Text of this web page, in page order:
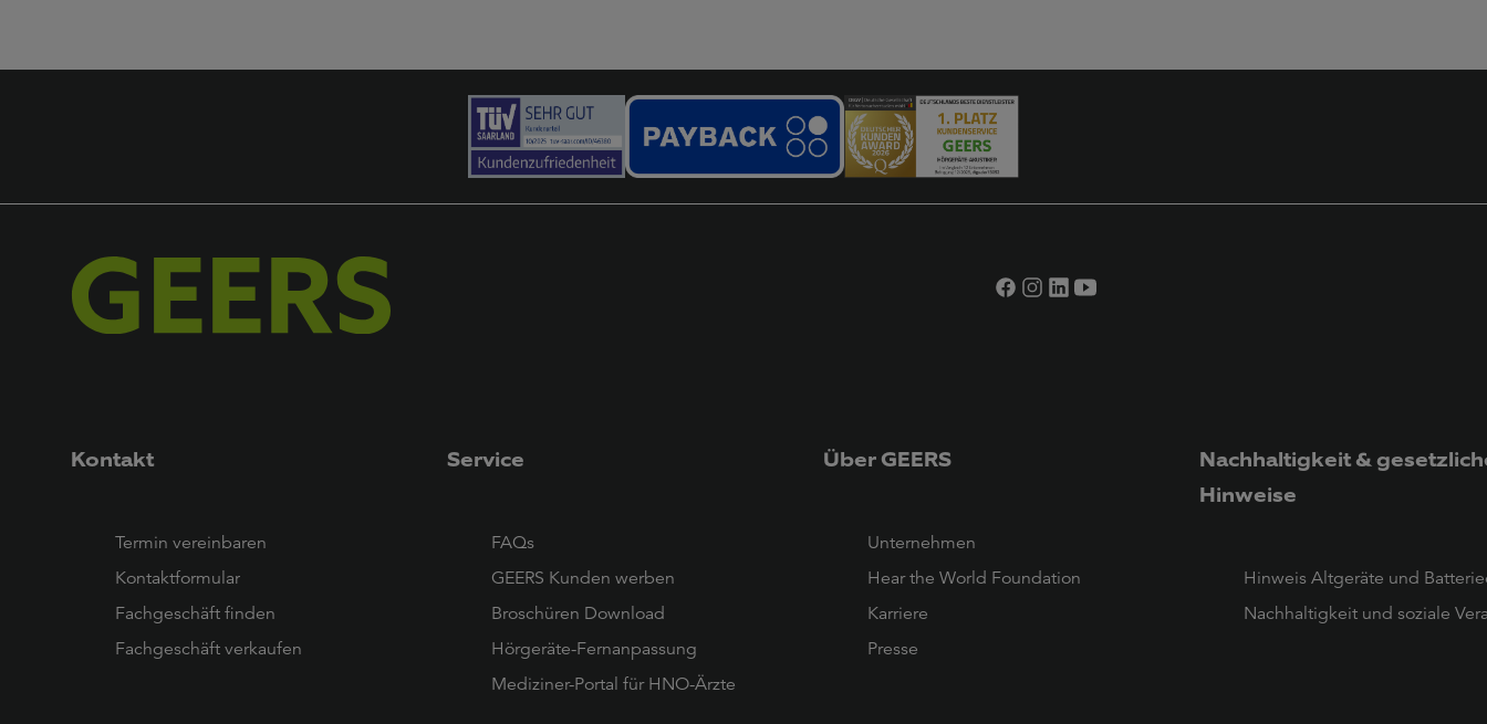
Kontakt
Termin vereinbaren
Kontaktformular
Fachgeschäft finden
Fachgeschäft verkaufen
Service
FAQs
GEERS Kunden werben
Broschüren Download
Hörgeräte-Fernanpassung
Mediziner-Portal für HNO-Ärzte
Über GEERS
Unternehmen
Hear the World Foundation
Karriere
Presse
Nachhaltigkeit &
Hinweise
Hinweis Altgeräte und
Nachhaltigkeit und soziale